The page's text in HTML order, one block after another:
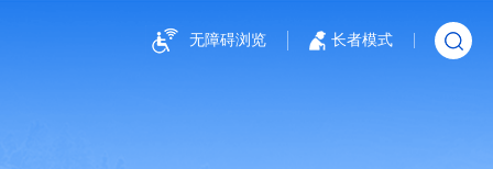
无障碍浏览 长者模式